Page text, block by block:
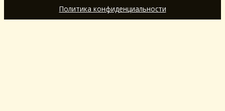
Политика конфиденциальности